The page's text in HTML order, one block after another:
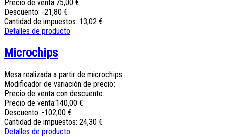
Precio de venta:75,00 €
Descuento: -21,80 €
Cantidad de impuestos: 13,02 €
Detalles de producto
Microchips
Mesa realizada a partir de microchips.
Modificador de variación de precio:
Precio de venta con descuento:
Precio de venta:140,00 €
Descuento: -102,00 €
Cantidad de impuestos: 24,30 €
Detalles de producto